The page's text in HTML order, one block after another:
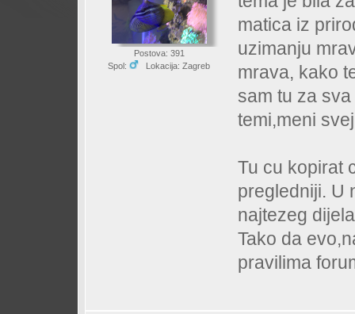
Postova: 391
Spol:
Lokacija: Zagreb
matica iz
uzimanju
mrava, kako
sam tu za
temi,meni
Tu cu kopirat
pregledniji. U
najtezeg
Tako da
pravilima